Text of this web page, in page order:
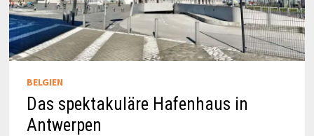
BELGIEN
Das spektakuläre Hafenhaus in
Antwerpen